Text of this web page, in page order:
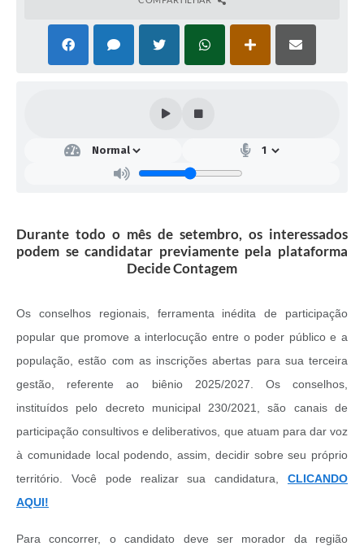
Durante todo o mês de setembro, os interessados
podem se candidatar previamente pela plataforma
Decide Contagem
Os conselhos regionais, ferramenta inédita de participação
popular que promove a interlocução entre o poder público e a
população, estão com as inscrições abertas para sua terceira
gestão, referente ao biênio 2025/2027. Os conselhos,
instituídos pelo decreto municipal 230/2021, são canais de
participação consultivos e deliberativos, que atuam para dar voz
à comunidade local podendo, assim, decidir sobre seu próprio
território. Você pode realizar sua candidatura, CLICANDO
AQUI!
Para concorrer, o candidato deve ser morador da região